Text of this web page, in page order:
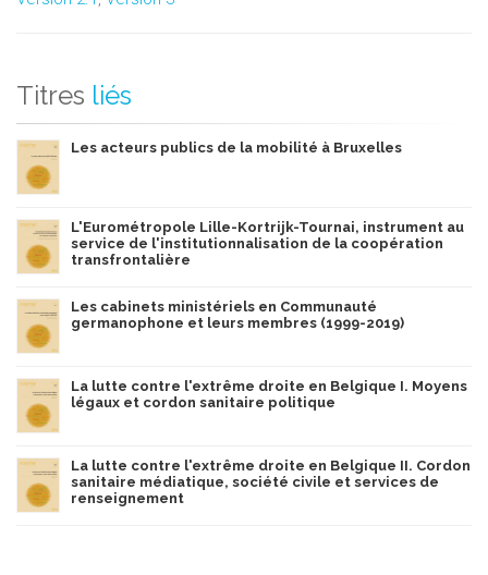
Titres liés
Les acteurs publics de la mobilité à Bruxelles
L'Eurométropole Lille-Kortrijk-Tournai, instrument au
service de l'institutionnalisation de la coopération
transfrontalière
Les cabinets ministériels en Communauté
germanophone et leurs membres (1999-2019)
La lutte contre l'extrême droite en Belgique I. Moyens
légaux et cordon sanitaire politique
La lutte contre l'extrême droite en Belgique II. Cordon
sanitaire médiatique, société civile et services de
renseignement